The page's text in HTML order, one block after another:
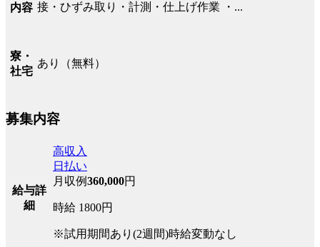
内容 接・ひずみ取り・計測・仕上げ作業 ・...
寮・
社宅
あり（無料）
募集内容
給与詳
細
高収入
日払い
月収例360,000円
時給 1800円
※試用期間あり(2週間)時給変動なし